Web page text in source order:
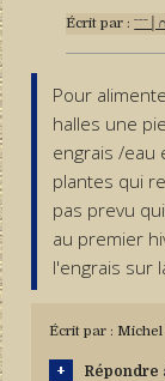
Écrit par :
Pour
halles une
engrais /eau
plantes qui
pas prevu
au premier
l'engrais sur
Écrit par : Michel
Répondre